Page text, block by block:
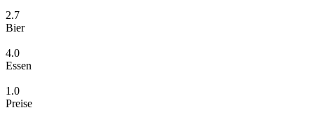
2.7
Bier
4.0
Essen
1.0
Preise